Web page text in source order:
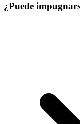
¿Puede